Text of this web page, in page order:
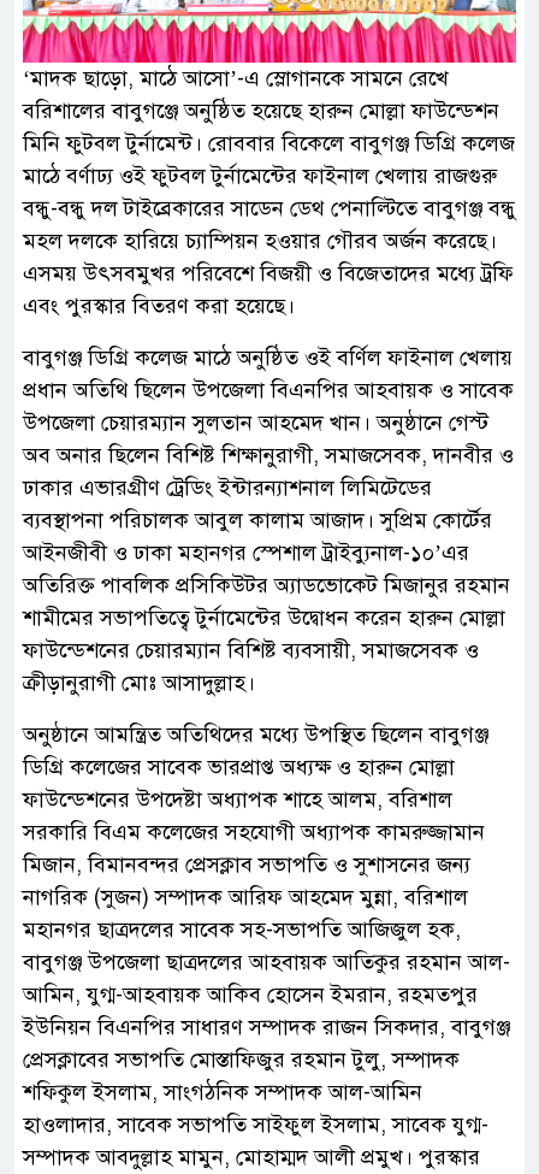
‘মাদক ছাড়ো, মাঠে আসো’-এ স্লোগানকে সামনে রেখে
বরিশালের বাবুগঞ্জে অনুষ্ঠিত হয়েছে হারুন মোল্লা ফাউন্ডেশন
মিনি ফুটবল টুর্নামেন্ট। রোববার বিকেলে বাবুগঞ্জ ডিগ্রি কলেজ
মাঠে বর্ণাঢ্য ওই ফুটবল টুর্নামেন্টের ফাইনাল খেলায় রাজগুরু
বন্ধু-বন্ধু দল টাইব্রেকারের সাডেন ডেথ পেনাল্টিতে বাবুগঞ্জ বন্ধু
মহল দলকে হারিয়ে চ্যাম্পিয়ন হওয়ার গৌরব অর্জন করেছে।
এসময় উৎসবমুখর পরিবেশে বিজয়ী ও বিজেতাদের মধ্যে ট্রফি
এবং পুরস্কার বিতরণ করা হয়েছে।
বাবুগঞ্জ ডিগ্রি কলেজ মাঠে অনুষ্ঠিত ওই বর্ণিল ফাইনাল খেলায়
প্রধান অতিথি ছিলেন উপজেলা বিএনপির আহবায়ক ও সাবেক
উপজেলা চেয়ারম্যান সুলতান আহমেদ খান। অনুষ্ঠানে গেস্ট
অব অনার ছিলেন বিশিষ্ট শিক্ষানুরাগী, সমাজসেবক, দানবীর ও
ঢাকার এভারগ্রীণ ট্রেডিং ইন্টারন্যাশনাল লিমিটেডের
ব্যবস্থাপনা পরিচালক আবুল কালাম আজাদ। সুপ্রিম কোর্টের
আইনজীবী ও ঢাকা মহানগর স্পেশাল ট্রাইব্যুনাল-১০’এর
অতিরিক্ত পাবলিক প্রসিকিউটর অ্যাডভোকেট মিজানুর রহমান
শামীমের সভাপতিত্বে টুর্নামেন্টের উদ্বোধন করেন হারুন মোল্লা
ফাউন্ডেশনের চেয়ারম্যান বিশিষ্ট ব্যবসায়ী, সমাজসেবক ও
ক্রীড়ানুরাগী মোঃ আসাদুল্লাহ।
অনুষ্ঠানে আমন্ত্রিত অতিথিদের মধ্যে উপস্থিত ছিলেন বাবুগঞ্জ
ডিগ্রি কলেজের সাবেক ভারপ্রাপ্ত অধ্যক্ষ ও হারুন মোল্লা
ফাউন্ডেশনের উপদেষ্টা অধ্যাপক শাহে আলম, বরিশাল
সরকারি বিএম কলেজের সহযোগী অধ্যাপক কামরুজ্জামান
মিজান, বিমানবন্দর প্রেসক্লাব সভাপতি ও সুশাসনের জন্য
নাগরিক (সুজন) সম্পাদক আরিফ আহমেদ মুন্না, বরিশাল
মহানগর ছাত্রদলের সাবেক সহ-সভাপতি আজিজুল হক,
বাবুগঞ্জ উপজেলা ছাত্রদলের আহবায়ক আতিকুর রহমান আল-
আমিন, যুগ্ম-আহবায়ক আকিব হোসেন ইমরান, রহমতপুর
ইউনিয়ন বিএনপির সাধারণ সম্পাদক রাজন সিকদার, বাবুগঞ্জ
প্রেসক্লাবের সভাপতি মোস্তাফিজুর রহমান টুলু, সম্পাদক
শফিকুল ইসলাম, সাংগঠনিক সম্পাদক আল-আমিন
হাওলাদার, সাবেক সভাপতি সাইফুল ইসলাম, সাবেক যুগ্ম-
সম্পাদক আবদুল্লাহ মামুন, মোহাম্মদ আলী প্রমুখ। পুরস্কার